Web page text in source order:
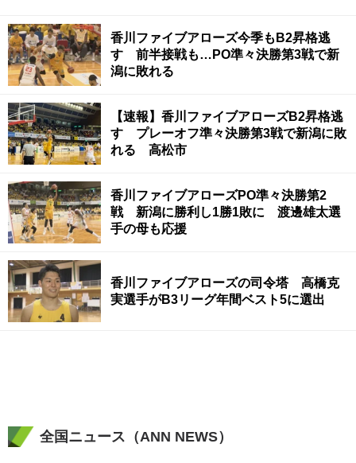
香川ファイブアローズ今季もB2昇格逃
す 前半接戦も…PO準々決勝第3戦で新
潟に敗れる
【速報】香川ファイブアローズB2昇格逃
す プレーオフ準々決勝第3戦で新潟に敗
れる 高松市
香川ファイブアローズPO準々決勝第2
戦 新潟に勝利し1勝1敗に 渡邊雄太選
手の母も応援
香川ファイブアローズの司令塔 高橋克
実選手がB3リーグ年間ベスト5に選出
全国ニュース（ANN NEWS）